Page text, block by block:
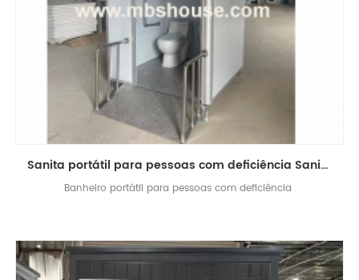
Sanita portátil para pessoas com deficiência Sanita para deficientes
Banheiro portátil para pessoas com deficiência